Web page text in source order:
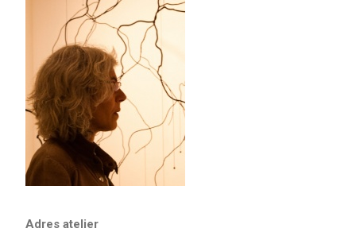
Adres atelier